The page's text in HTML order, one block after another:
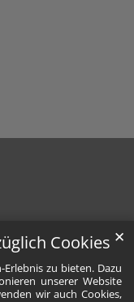
Cookies
zu bieten. Dazu
unserer Website
wir auch Cookies,
✕